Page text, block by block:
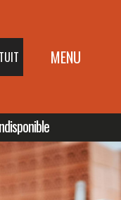
MENU